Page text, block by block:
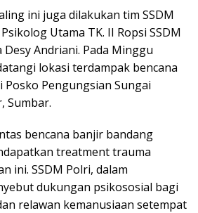
ini juga dilakukan tim SSDM
Utama TK. II Ropsi SSDM
Andriani. Pada Minggu
lokasi terdampak bencana
Pengungsian Sungai
Sumbar.
bencana banjir bandang
treatment trauma
ini. SSDM Polri, dalam
dukungan psikososial bagi
relawan kemanusiaan setempat